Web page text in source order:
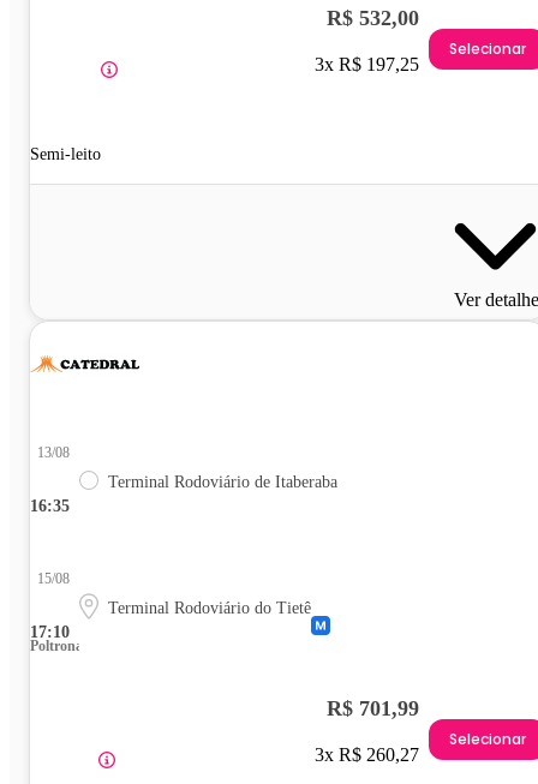
Semi-leito
R$ 532,00
3x R$ 197,25
Selecionar
Ver
16:35
13/08
Terminal Rodoviário de Itaberaba
17:10
15/08
Terminal Rodoviário do Tietê
Poltrona
R$ 701,99
3x R$ 260,27
Selecionar